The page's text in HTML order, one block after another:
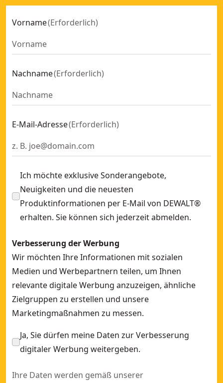
Vorname(Erforderlich)
Nachname(Erforderlich)
E-Mail-Adresse(Erforderlich)
Ich möchte exklusive Sonderangebote,
Neuigkeiten und die neuesten
Produktinformationen per E-Mail von DEWALT®
erhalten. Sie können sich jederzeit abmelden.
Verbesserung der Werbung
Wir möchten Ihre Informationen mit sozialen
Medien und Werbepartnern teilen, um Ihnen
relevante digitale Werbung anzuzeigen, ähnliche
Zielgruppen zu erstellen und unsere
Marketingmaßnahmen zu messen.
Ja, Sie dürfen meine Daten zur Verbesserung
digitaler Werbung weitergeben.
Ihre Daten werden gemäß unserer